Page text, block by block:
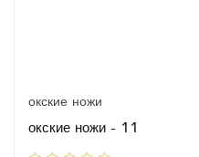
окские ножи
окские ножи - 11